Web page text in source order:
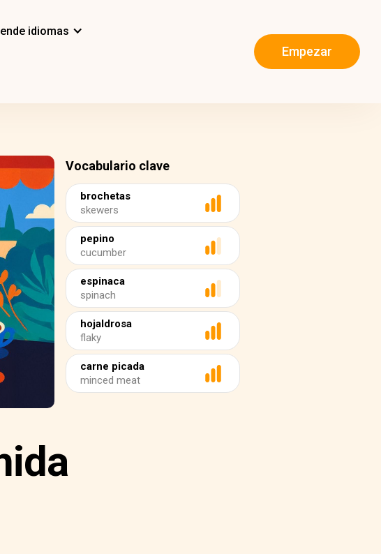
idiomas
Empezar
Vocabulario clave
brochetas
skewers
pepino
cucumber
espinaca
spinach
hojaldrosa
flaky
carne picada
minced meat